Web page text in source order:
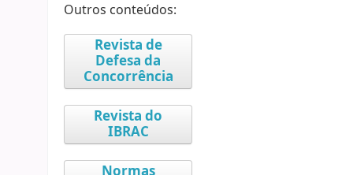
Outros conteúdos:
Revista de
Defesa da
Concorrência
Revista do
IBRAC